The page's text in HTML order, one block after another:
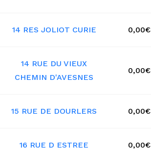
14 RES JOLIOT CURIE 0,00€
14 RUE DU VIEUX
CHEMIN D'AVESNES
0,00€
15 RUE DE DOURLERS 0,00€
16 RUE D ESTREE 0,00€